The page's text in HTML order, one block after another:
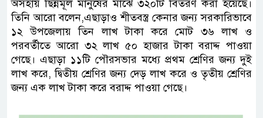
অসহায় ছিন্নমূল মানুষের মাঝে ৩২০টি বিতরণ করা হয়েছে।
তিনি আরো বলেন,এছাড়াও শীতবস্ত্র কেনার জন্য সরকারিভাবে
১২ উপজেলায় তিন লাখ টাকা করে মোট ৩৬ লাখ ও
পরবর্তীতে আরো ৩২ লাখ ৫০ হাজার টাকা বরাদ্দ পাওয়া
গেছে। এছাড়া ১১টি পৌরসভার মধ্যে প্রথম শ্রেণির জন্য দুই
লাখ করে, দ্বিতীয় শ্রেণির জন্য দেড় লাখ করে ও তৃতীয় শ্রেণির
জন্য এক লাখ টাকা করে বরাদ্দ পাওয়া গেছে।